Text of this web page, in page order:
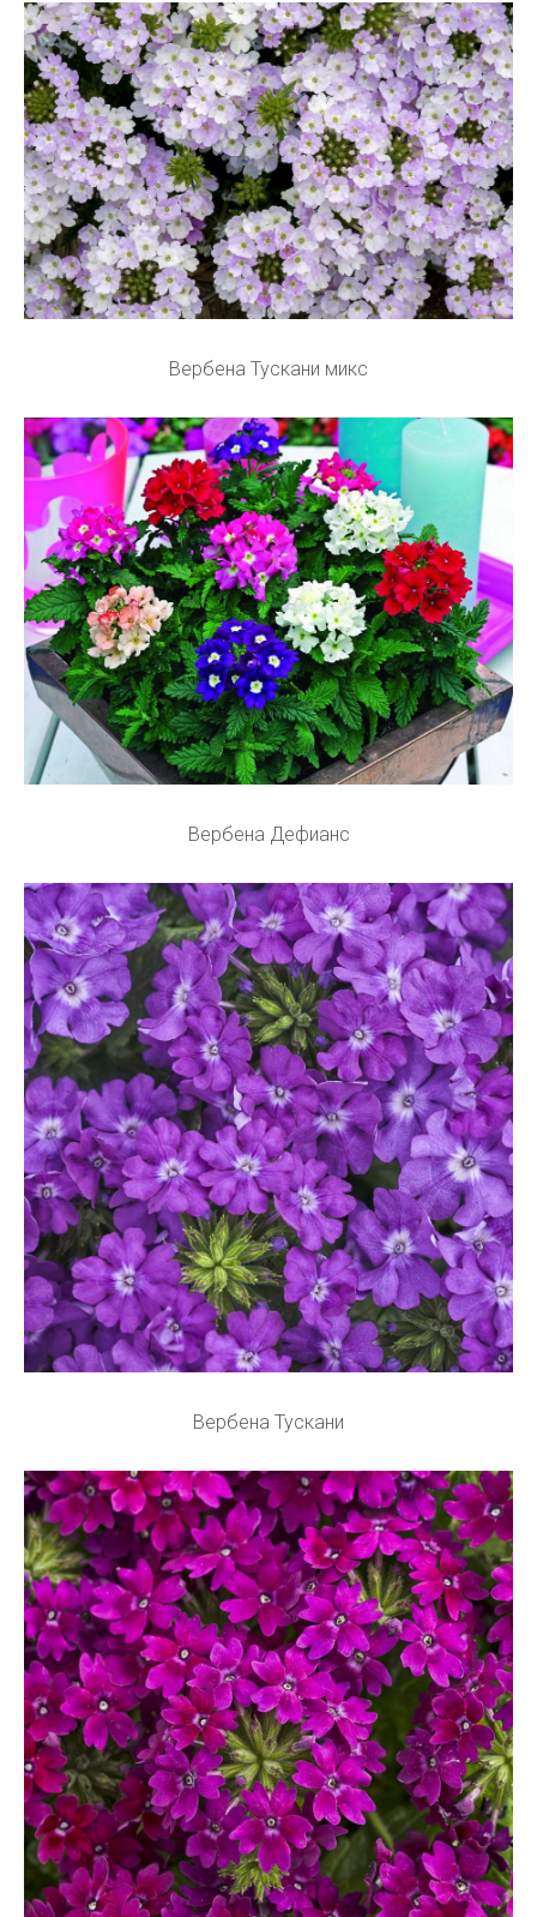
Вербена Тускани микс
Вербена Дефианс
Вербена Тускани